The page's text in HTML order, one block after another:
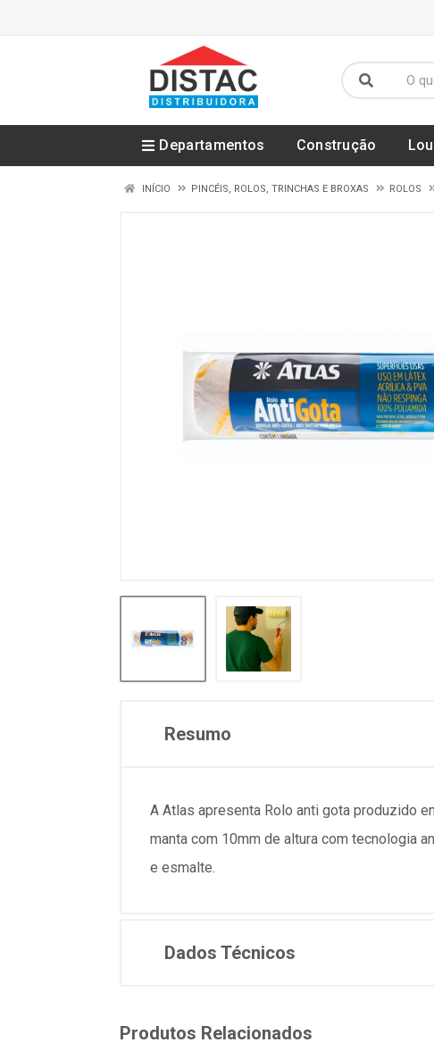
Departamentos Construção
INÍCIO PINCÉIS, ROLOS, TRINCHAS E BROXAS ROLOS
Resumo
A Atlas apresenta Rolo anti gota produzido
manta com 10mm de altura com tecnologia
e esmalte.
Dados Técnicos
Produtos Relacionados